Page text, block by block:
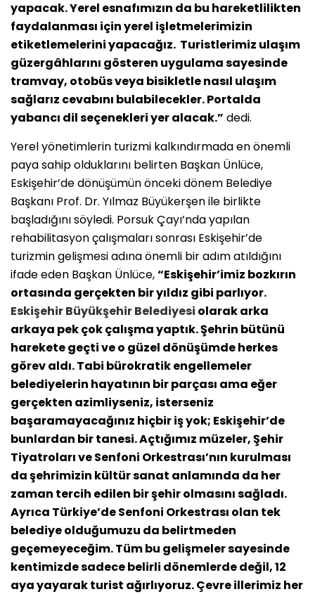
yapacak. Yerel esnafımızın da bu hareketlilikten
faydalanması için yerel işletmelerimizin
etiketlemelerini yapacağız. Turistlerimiz ulaşım
güzergâhlarını gösteren uygulama sayesinde
tramvay, otobüs veya bisikletle nasıl ulaşım
sağlarız cevabını bulabilecekler. Portalda
yabancı dil seçenekleri yer alacak.” dedi.
Yerel yönetimlerin turizmi kalkındırmada en önemli
paya sahip olduklarını belirten Başkan Ünlüce,
Eskişehir’de dönüşümün önceki dönem Belediye
Başkanı Prof. Dr. Yılmaz Büyükerşen ile birlikte
başladığını söyledi. Porsuk Çayı’nda yapılan
rehabilitasyon çalışmaları sonrası Eskişehir’de
turizmin gelişmesi adına önemli bir adım atıldığını
ifade eden Başkan Ünlüce,“Eskişehir’imiz bozkırın
ortasında gerçekten bir yıldız gibi parlıyor.
Eskişehir Büyükşehir Belediyesi olarak arka
arkaya pek çok çalışma yaptık. Şehrin bütünü
harekete geçti ve o güzel dönüşümde herkes
görev aldı. Tabi bürokratik engellemeler
belediyelerin hayatının bir parçası ama eğer
gerçekten azimliyseniz, isterseniz
başaramayacağınız hiçbir iş yok; Eskişehir’de
bunlardan bir tanesi. Açtığımız müzeler, Şehir
Tiyatroları ve Senfoni Orkestrası’nın kurulması
da şehrimizin kültür sanat anlamında da her
zaman tercih edilen bir şehir olmasını sağladı.
Ayrıca Türkiye’de Senfoni Orkestrası olan tek
belediye olduğumuzu da belirtmeden
geçemeyeceğim. Tüm bu gelişmeler sayesinde
kentimizde sadece belirli dönemlerde değil, 12
aya yayarak turist ağırlıyoruz. Çevre illerimiz her